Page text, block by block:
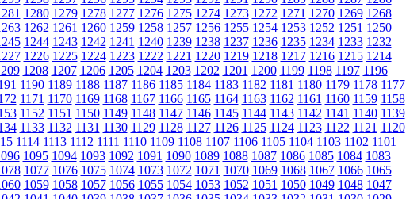
1280 1279 1278 1277 1276 1275 1274 1273 1272 1271 1270 1269 1268
1262 1261 1260 1259 1258 1257 1256 1255 1254 1253 1252 1251 1250
1244 1243 1242 1241 1240 1239 1238 1237 1236 1235 1234 1233 1232
1226 1225 1224 1223 1222 1221 1220 1219 1218 1217 1216 1215 1214
1208 1207 1206 1205 1204 1203 1202 1201 1200 1199 1198 1197 1196
1190 1189 1188 1187 1186 1185 1184 1183 1182 1181 1180 1179 1178 1177
1171 1170 1169 1168 1167 1166 1165 1164 1163 1162 1161 1160 1159 1158
1152 1151 1150 1149 1148 1147 1146 1145 1144 1143 1142 1141 1140 1139
1133 1132 1131 1130 1129 1128 1127 1126 1125 1124 1123 1122 1121 1120
1114 1113 1112 1111 1110 1109 1108 1107 1106 1105 1104 1103 1102 1101
1095 1094 1093 1092 1091 1090 1089 1088 1087 1086 1085 1084 1083
1077 1076 1075 1074 1073 1072 1071 1070 1069 1068 1067 1066 1065
1059 1058 1057 1056 1055 1054 1053 1052 1051 1050 1049 1048 1047